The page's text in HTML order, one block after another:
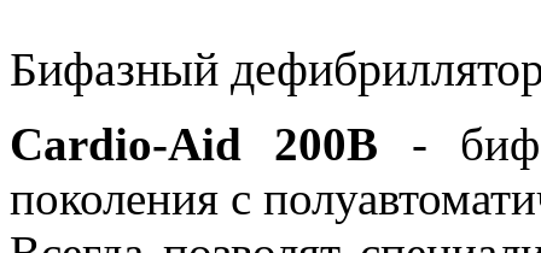
Бифазный
Cardio-Aid 200B -
поколения с